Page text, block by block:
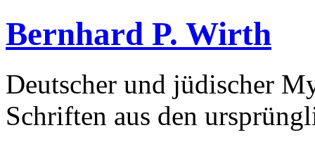
Bernhard P. Wirth
Deutscher und jüdischer
Schriften aus den